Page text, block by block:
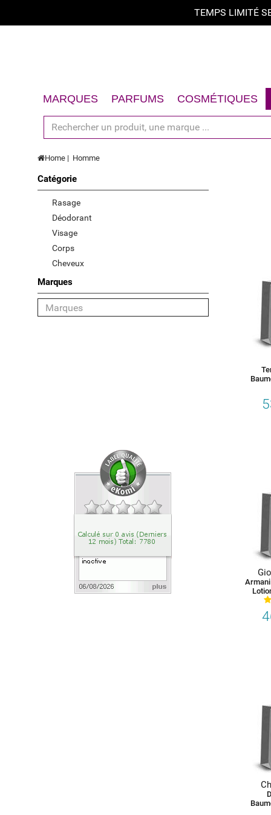
TEMPS LIMITÉ
MARQUES PARFUMS
Femme
Homme
COSMÉTIQUES
Visage
Corps
Home Homme
Les mieux notés
Meilleures Ventes
Catégorie
Rasage
Déodorant
Visage
Corps
Cheveux
Marques
Armani